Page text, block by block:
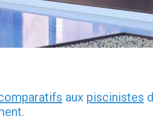
aux piscinistes